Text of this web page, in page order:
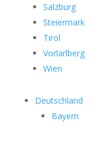
Salzburg
Steiermark
Tirol
Vorlarlberg
Wien
Deutschland
Bayern